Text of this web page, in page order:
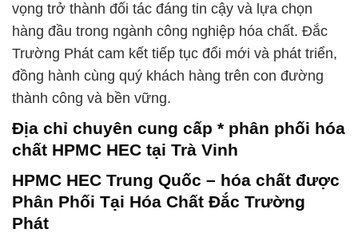
vọng trở thành đối tác đáng tin cậy và lựa chọn
hàng đầu trong ngành công nghiệp hóa chất. Đắc
Trường Phát cam kết tiếp tục đổi mới và phát triển,
đồng hành cùng quý khách hàng trên con đường
thành công và bền vững.
Địa chỉ chuyên cung cấp * phân phối hóa
chất HPMC HEC tại Trà Vinh
HPMC HEC Trung Quốc – hóa chất được
Phân Phối Tại Hóa Chất Đắc Trường
Phát